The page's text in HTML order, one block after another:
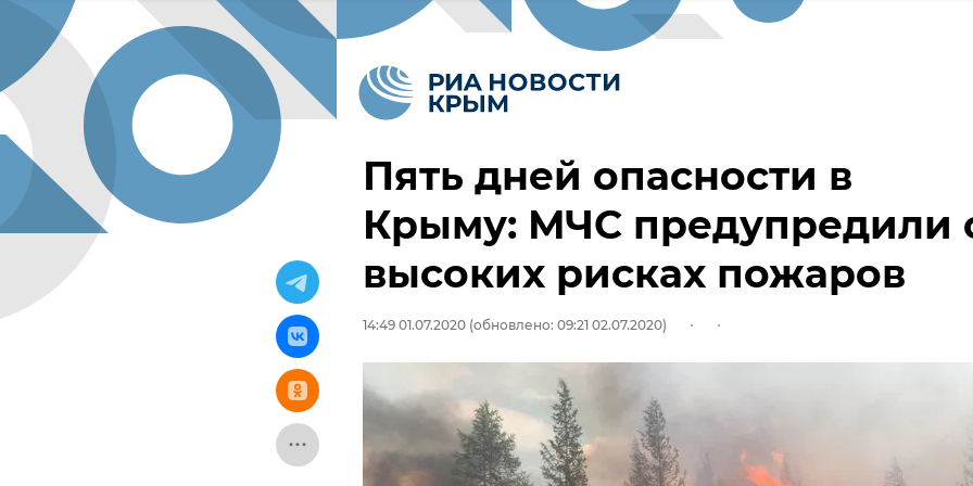
Пять дней опасности в
Крыму: МЧС предупредили
высоких рисках пожаров
14:49 01.07.2020 (обновлено: 09:21 02.07.2020)